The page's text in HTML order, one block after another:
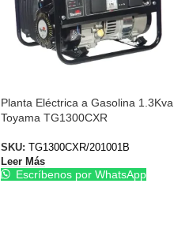
Planta Eléctrica a Gasolina 1.3Kva
Toyama TG1300CXR
SKU:
TG1300CXR/201001B
Leer Más
Escríbenos por WhatsApp